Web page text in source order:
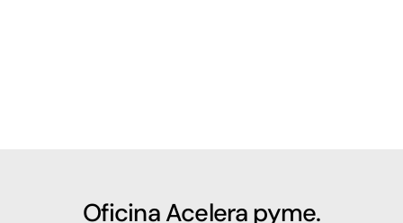
Oficina Acelera pyme.